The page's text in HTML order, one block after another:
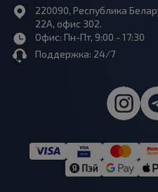
220090, Республика
22А, офис 302.
Офис: Пн-Пт, 9:00 - 17:30
Поддержка: 24/7